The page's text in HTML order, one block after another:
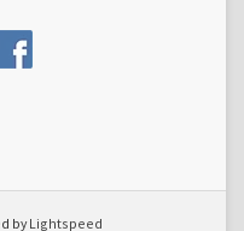
byLightspeed